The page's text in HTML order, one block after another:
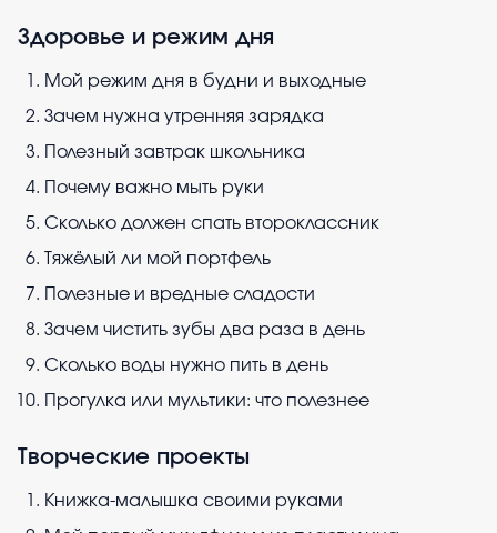
Здоровье и режим дня
Мой режим дня в будни и выходные
Зачем нужна утренняя зарядка
Полезный завтрак школьника
Почему важно мыть руки
Сколько должен спать второклассник
Тяжёлый ли мой портфель
Полезные и вредные сладости
Зачем чистить зубы два раза в день
Сколько воды нужно пить в день
Прогулка или мультики: что полезнее
Творческие проекты
Книжка-малышка своими руками